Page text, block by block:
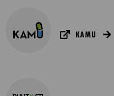
KAMU